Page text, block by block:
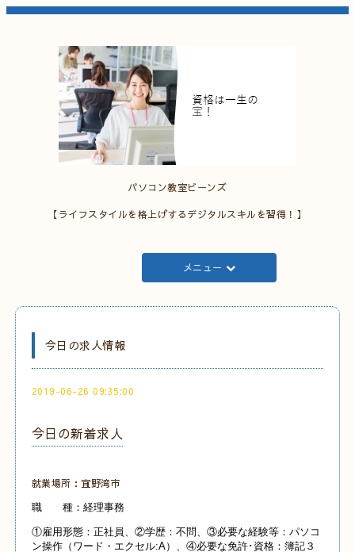
パソコン教室ビーンズ
【ライフスタイルを格上げするデジタルスキルを習得！】
メニュー
今日の求人情報
2019-06-26 09:35:00
今日の新着求人
就業場所：宜野湾市
職 種：経理事務
①雇用形態：正社員、②学歴：不問、③必要な経験等：パソコ
ン操作（ワード・エクセル:A）、④必要な免許･資格：簿記３